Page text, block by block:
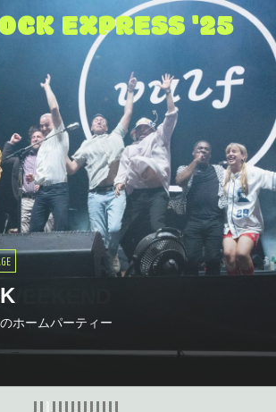
EXPRESS '25
やろ。そろそろ辞めよ
考えたことが幾度かあ
、辞めなくてよかった
、「いつものフジロッ
てきた…かも。
ッドライナー
ホームパーティー
いる
々たちも待っていました！
バ〜
れた「愛という憎悪」
カフェ 春ねむり
も、偉大な一歩を讃えた今日この日の祝祭
の日本公演
ん
ジロック体験記
ジロック！花房浩一の開
時はフジロックが消えて
ゃないかと思った」
おかえり」
ロック2026の開催が
日、26日！